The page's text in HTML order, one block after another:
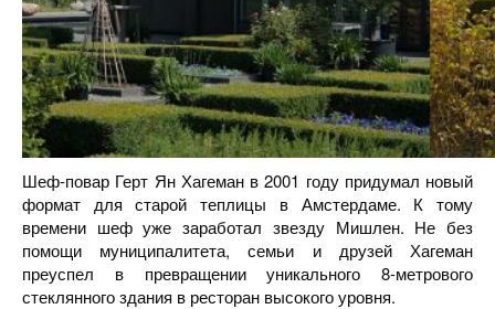
Шеф-повар Герт Ян Хагеман в 2001 году придумал новый
формат для старой теплицы в Амстердаме. К тому
времени шеф уже заработал звезду Мишлен. Не без
помощи муниципалитета, семьи и друзей Хагеман
преуспел в превращении уникального 8-метрового
стеклянного здания в ресторан высокого уровня.